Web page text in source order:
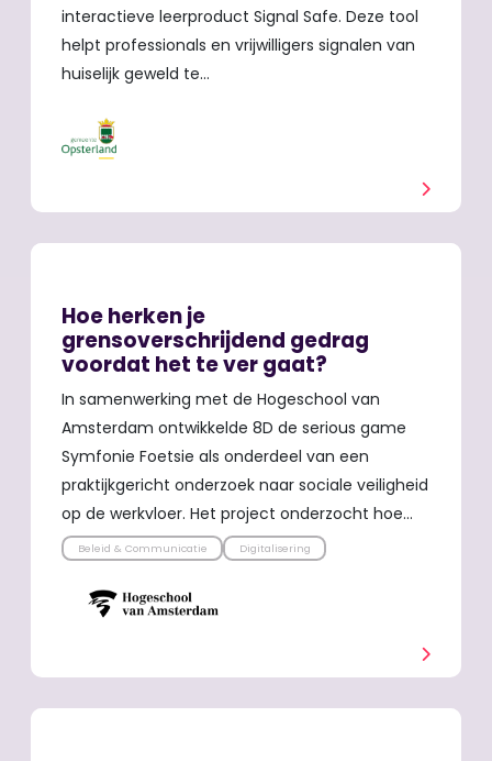
interactieve leerproduct Signal Safe. Deze tool
helpt professionals en vrijwilligers signalen van
huiselijk geweld te…
Hoe herken je
grensoverschrijdend gedrag
voordat het te ver gaat?
In samenwerking met de Hogeschool van
Amsterdam ontwikkelde 8D de serious game
Symfonie Foetsie als onderdeel van een
praktijkgericht onderzoek naar sociale veiligheid
op de werkvloer. Het project onderzocht hoe…
Beleid & Communicatie Digitalisering